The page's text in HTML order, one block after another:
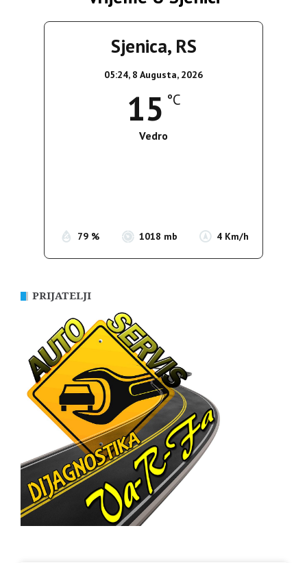
Sjenica, RS
05:24, 8 Augusta, 2026
15 °C
Vedro
79 % 1018 mb 4 Km/h
PRIJATELJI